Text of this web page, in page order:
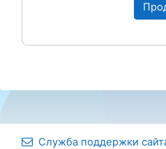
Служба поддержки